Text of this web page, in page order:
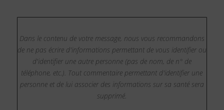
Dans le contenu de votre message, nous vous recommandons
de ne pas écrire d'informations permettant de vous identifier ou
d'identifier une autre personne (pas de nom, de n° de
téléphone, etc.). Tout commentaire permettant d'identifier une
personne et de lui associer des informations sur sa santé sera
supprimé.